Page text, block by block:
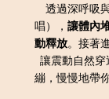
透過深呼吸
唱）， 讓體內
動釋放。接著
讓震動自然穿
繃，慢慢地帶